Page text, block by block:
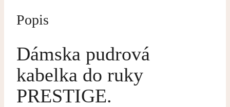
Popis
Dámska pudrová
kabelka do ruky
PRESTIGE.